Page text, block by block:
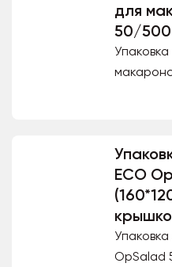
для
50/500
ECO
ОрSalad